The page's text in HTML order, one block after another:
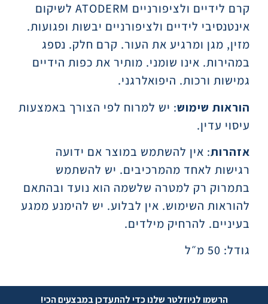
קרם לידיים ולציפורניים ATODERM לשיקום
אינטנסיבי לידיים ולציפורניים יבשות ופגועות.
מזין, מגן ומרגיע את העור. קרם חלק. נספג
במהירות. אינו שומני. מותיר את כפות הידיים
גמישות ורכות. היפואלרגני.
הוראות שימוש: יש למרוח לפי הצורך באמצעות
עיסוי עדין.
אזהרות: אין להשתמש במוצר אם ידועה
רגישות לאחד מהמרכיבים. יש להשתמש
בתמרוק רק למטרה שלשמה הוא נועד ובהתאם
להוראות השימוש. אין לבלוע. יש להימנע ממגע
בעיניים. להרחיק מילדים.
גודל: 50 מ״ל
הרשמו לניוזלטר שלנו כדי להתעדכן במבצעים הכי!